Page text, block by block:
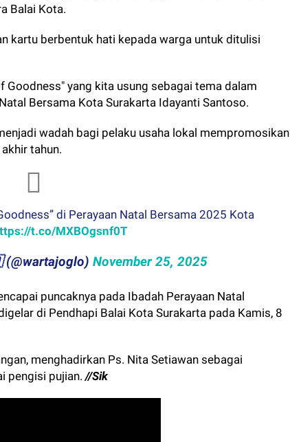
Balai Kota.
kartu berbentuk hati kepada warga untuk ditulisi
Goodness" yang kita usung sebagai tema dalam
Bersama Kota Surakarta Idayanti Santoso.
wadah bagi pelaku usaha lokal mempromosikan
tahun.
di Perayaan Natal Bersama 2025 Kota
t.co/MXBOgsnf0T
November 25, 2025
puncaknya pada Ibadah Perayaan Natal
di Pendhapi Balai Kota Surakarta pada Kamis, 8
menghadirkan Ps. Nita Setiawan sebagai
pengisi pujian.//Sik